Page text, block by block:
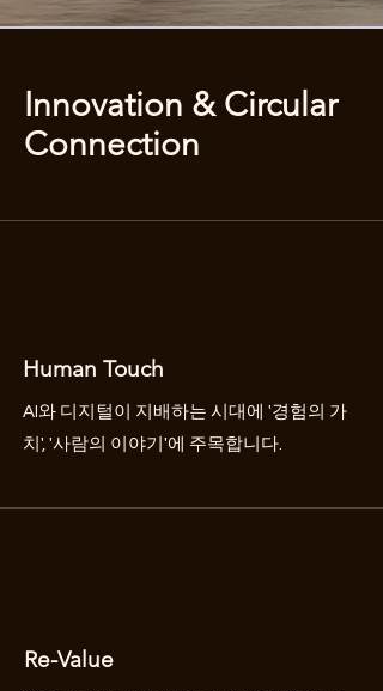
Innovation & Circular
Connection
Human Touch
AI와 디지털이 지배하는 시대에 '경험의 가
치', '사람의 이야기'에 주목합니다.
Re-Value